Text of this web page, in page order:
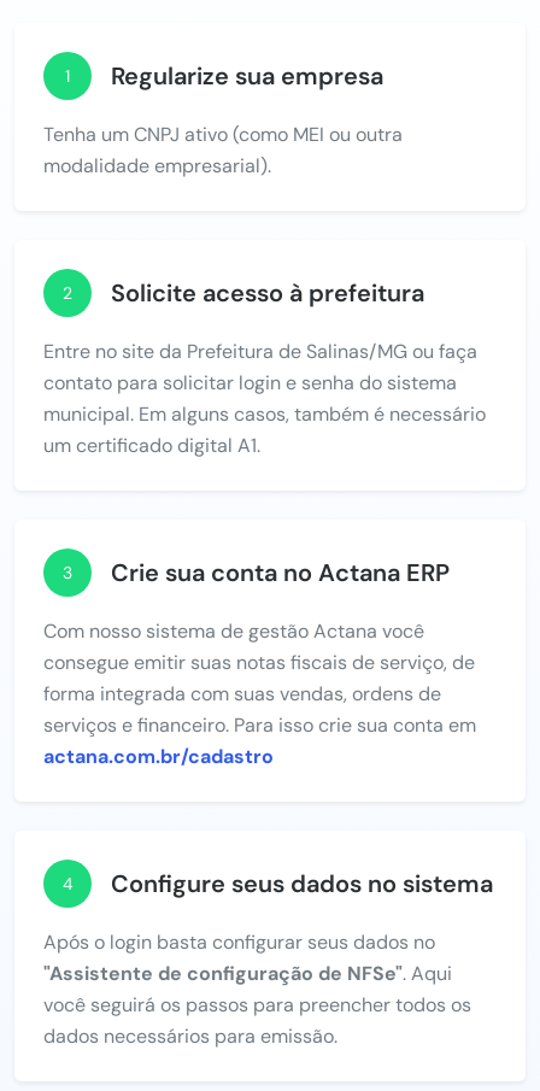
1 Regularize sua empresa
Tenha um CNPJ ativo (como MEI ou outra
modalidade empresarial).
2 Solicite acesso à prefeitura
Entre no site da Prefeitura de Salinas/MG ou faça
contato para solicitar login e senha do sistema
municipal. Em alguns casos, também é necessário
um certificado digital A1.
3 Crie sua conta no Actana ERP
Com nosso sistema de gestão Actana você
consegue emitir suas notas fiscais de serviço, de
forma integrada com suas vendas, ordens de
serviços e financeiro. Para isso crie sua conta em
actana.com.br/cadastro
4 Configure seus dados no sistema
Após o login basta configurar seus dados no
"Assistente de configuração de NFSe". Aqui
você seguirá os passos para preencher todos os
dados necessários para emissão.